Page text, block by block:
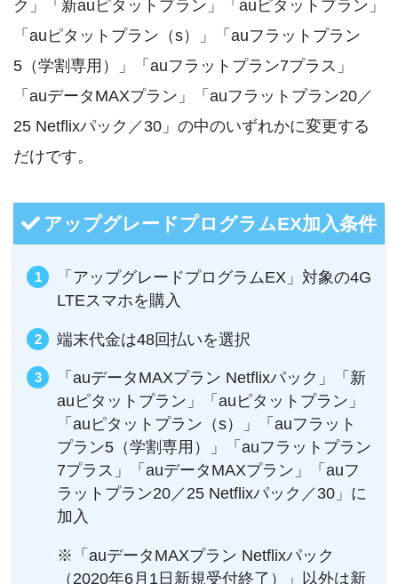
ク」「新auピタットプラン」「auピタットプラン」
「auピタットプラン（s）」「auフラットプラン
5（学割専用）」「auフラットプラン7プラス」
「auデータMAXプラン」「auフラットプラン20／
25 Netflixパック／30」の中のいずれかに変更する
だけです。
アップグレードプログラムEX加入条件
「アップグレードプログラムEX」対象の4G
LTEスマホを購入
端末代金は48回払いを選択
「auデータMAXプラン Netflixパック」「新
auピタットプラン」「auピタットプラン」
「auピタットプラン（s）」「auフラット
プラン5（学割専用）」「auフラットプラン
7プラス」「auデータMAXプラン」「auフ
ラットプラン20／25 Netflixパック／30」に
加入
※「auデータMAXプラン Netflixパック
（2020年6月1日新規受付終了）」以外は新